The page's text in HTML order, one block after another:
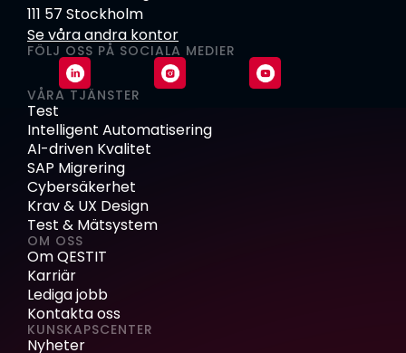
111 57 Stockholm
Se våra andra kontor
FÖLJ OSS PÅ SOCIALA MEDIER
VÅRA TJÄNSTER
Test
Intelligent Automatisering
AI-driven Kvalitet
SAP Migrering
Cybersäkerhet
Krav & UX Design
Test & Mätsystem
OM OSS
Om QESTIT
Karriär
Lediga jobb
Kontakta oss
KUNSKAPSCENTER
Nyheter